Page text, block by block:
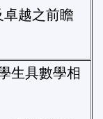
卓越之前瞻
生具數學相